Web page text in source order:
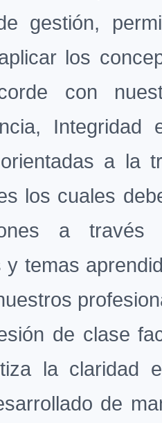
gestión,
los
con
Integridad
a la
los cuales
a
y temas
de clase
la claridad
de